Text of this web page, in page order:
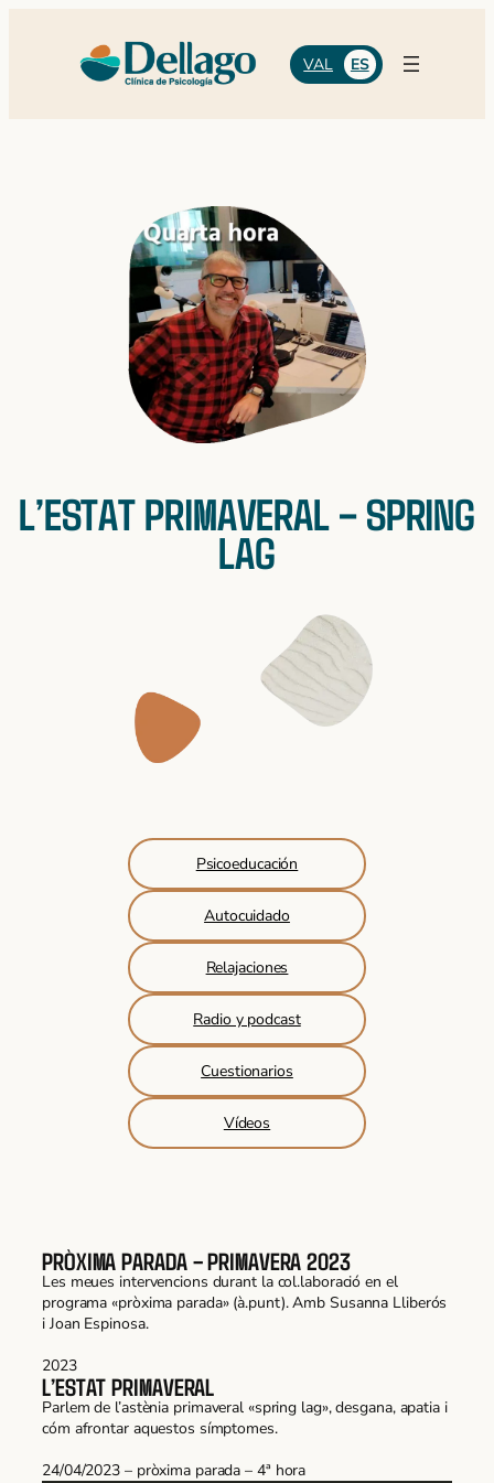
Reserva tu cita
Selecciona el día y hora que mejor te convenga
VAL ES
L’ESTAT PRIMAVERAL – SPRING
LAG
Psicoeducación
Autocuidado
Relajaciones
Radio y podcast
Cuestionarios
Vídeos
PRÒXIMA PARADA – PRIMAVERA 2023
Les meues intervencions durant la col.laboració en el
programa «pròxima parada» (à.punt). Amb Susanna Lliberós
i Joan Espinosa.
2023
L’ESTAT PRIMAVERAL
Parlem de l’astènia primaveral «spring lag», desgana, apatia i
cóm afrontar aquestos símptomes.
24/04/2023 – pròxima parada – 4ª hora